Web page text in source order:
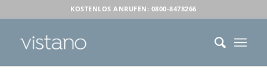
KOSTENLOS ANRUFEN: 0800-8478266